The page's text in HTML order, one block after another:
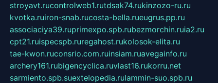
stroyavt.rucontrolweb1.rutdsak74.rukinzozo-ru.ru
kvotka.ruiron-snab.rucosta-bella.rueugrus.pp.ru
associaciya39.ruprimexpo.spb.rubezmorchin.ruia2.ru
cpt21.ruispecspb.ruregahost.rukolosok-elita.ru
tae-kwon.ruconsrio.com.ruinsiam.ruavegainfo.ru
archery161.rubigencyclica.ruvlast16.rukorru.net
sarmiento.spb.suextelopedia.rulammin-suo.spb.ru